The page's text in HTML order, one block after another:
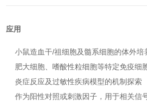
应用
小鼠造血干/祖细胞及髓系细胞的体外培
肥大细胞、嗜酸性粒细胞等特定免疫细
炎症反应及过敏性疾病模型的机制探索
作为阳性对照或刺激因子，用于相关信